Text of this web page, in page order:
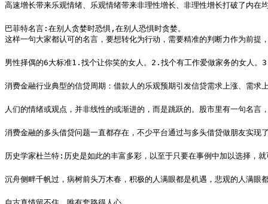
高速增长带来乐观情绪、乐观情绪带来非理性增长、非理性增长打破了内在
巴菲特名言:在别人贪婪时恐惧,在别人恐惧时贪婪。
这样一句大家都认可的名言，要想转化为行动，需要精准的判断力作为前提
男性择偶的6大标准1.找个让你笑的女人。2.找个有工作爱做家务的女人
消费金融行业典型的信贷周期：借款人的乐观预期引发信贷需求上涨、需
人们的情绪或观点，并非线性的或渐进的，而是跳跃的。股市里有一句名言
消费金融的多头借贷问题一直都存在，不少平台通过与多头借贷做朋友实
历史学家杜兰特:历史是如此的丰富多彩，以至于只要在事例中加以选择，
沉舟侧畔千帆过，病树前头万木春，积极的人满眼都是机遇，悲观的人满眼